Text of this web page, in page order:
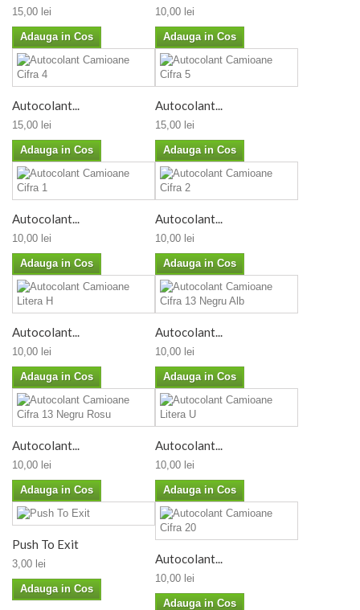
15,00 lei
Adauga in Cos
10,00 lei
Adauga in Cos
Autocolant...
15,00 lei
Adauga in Cos
Autocolant...
15,00 lei
Adauga in Cos
Autocolant...
10,00 lei
Adauga in Cos
Autocolant...
10,00 lei
Adauga in Cos
Autocolant...
10,00 lei
Adauga in Cos
Autocolant...
10,00 lei
Adauga in Cos
Autocolant...
10,00 lei
Adauga in Cos
Autocolant...
10,00 lei
Adauga in Cos
Push To Exit
3,00 lei
Adauga in Cos
Autocolant...
10,00 lei
Adauga in Cos